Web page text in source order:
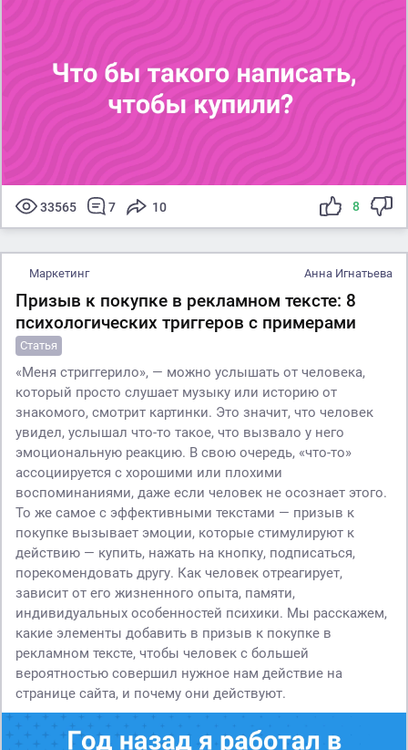
33565 7 10 8
Маркетинг Анна Игнатьева
Призыв к покупке в рекламном тексте: 8
психологических триггеров с примерами
Статья
«Меня стриггерило», — можно услышать от человека,
который просто слушает музыку или историю от
знакомого, смотрит картинки. Это значит, что человек
увидел, услышал что-то такое, что вызвало у него
эмоциональную реакцию. В свою очередь, «что-то»
ассоциируется с хорошими или плохими
воспоминаниями, даже если человек не осознает этого.
То же самое с эффективными текстами — призыв к
покупке вызывает эмоции, которые стимулируют к
действию — купить, нажать на кнопку, подписаться,
порекомендовать другу. Как человек отреагирует,
зависит от его жизненного опыта, памяти,
индивидуальных особенностей психики. Мы расскажем,
какие элементы добавить в призыв к покупке в
рекламном тексте, чтобы человек с большей
вероятностью совершил нужное нам действие на
странице сайта, и почему они действуют.